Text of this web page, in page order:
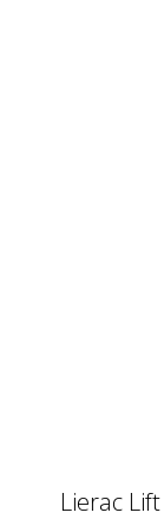
Lierac